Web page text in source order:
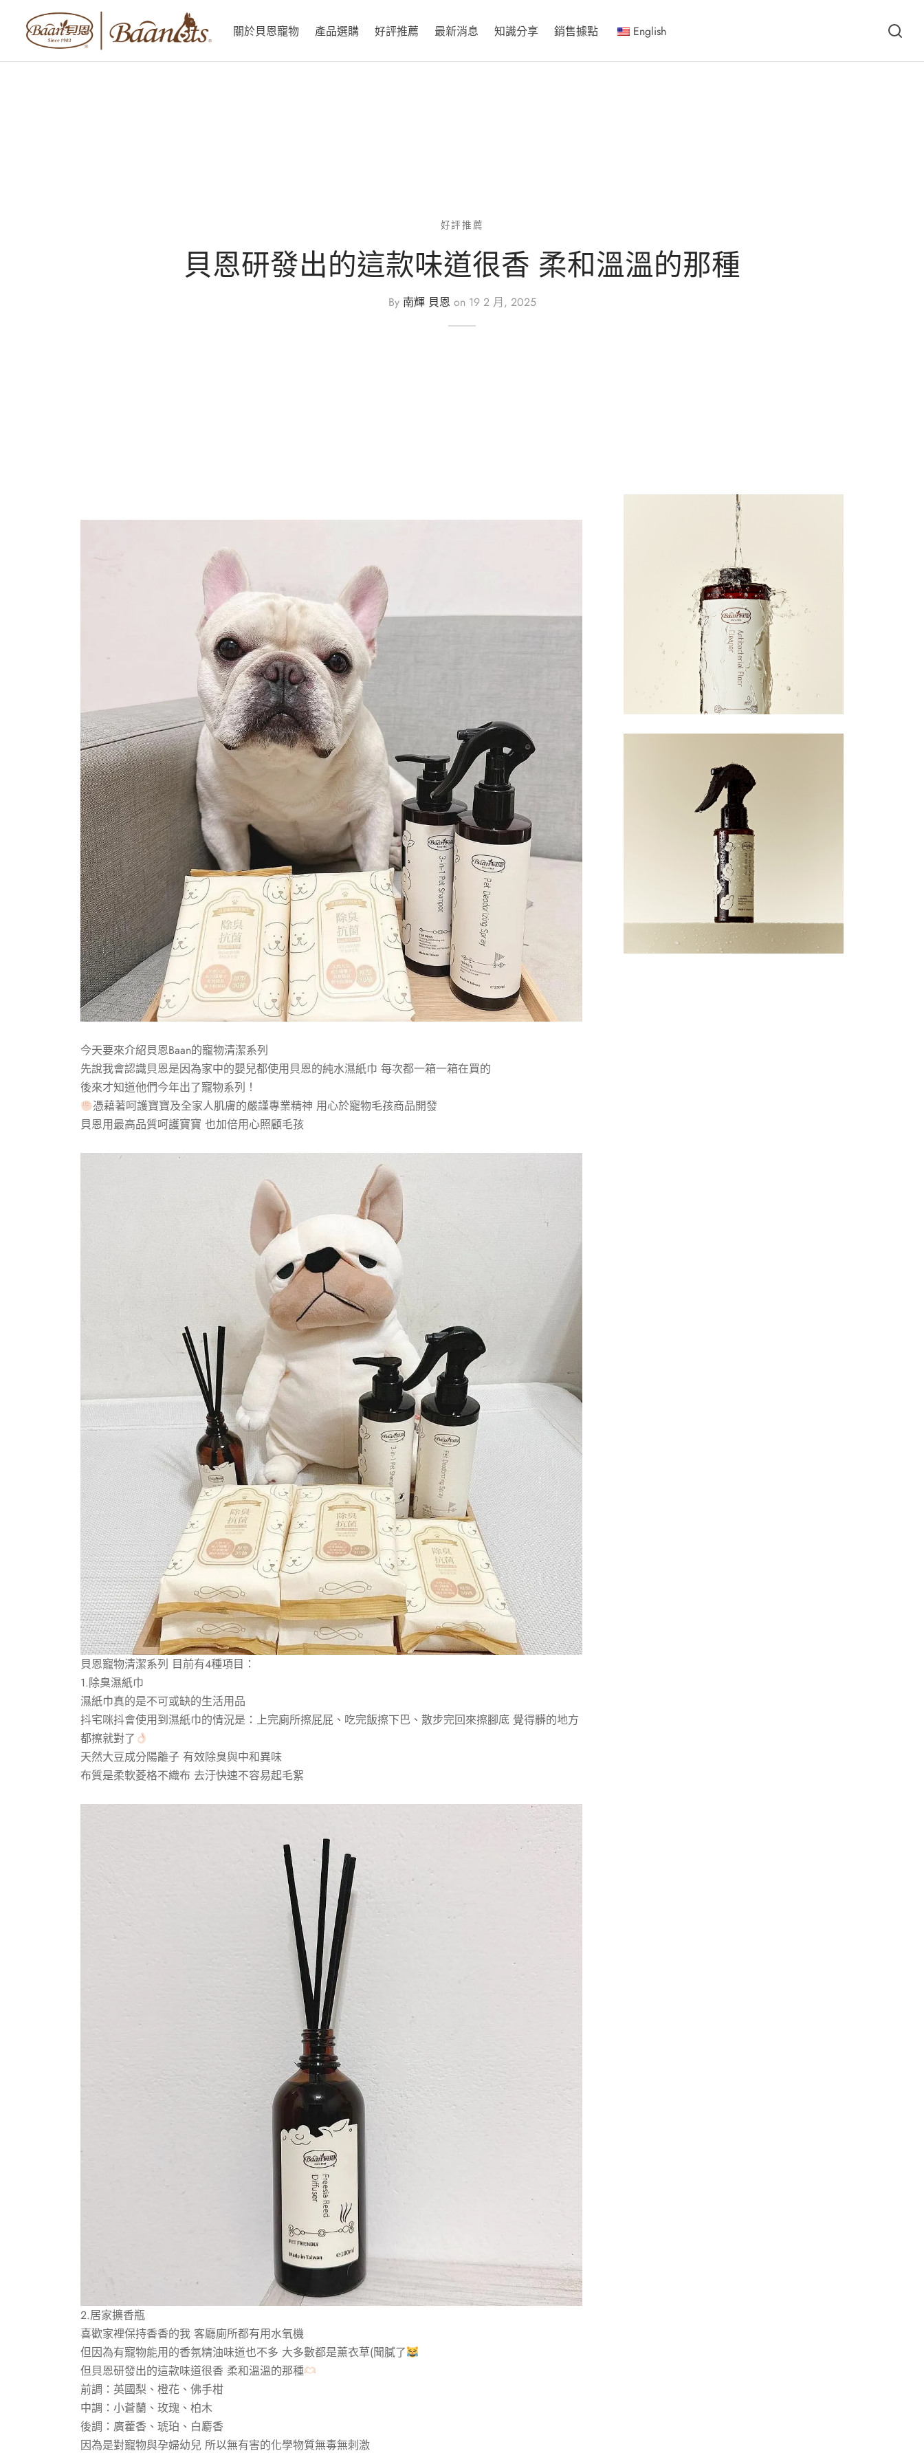
關於貝恩寵物 產品選購 好評推薦 最新消息 知識分享 銷售據點 English
好評推薦
貝恩研發出的這款味道很香 柔和溫溫的那種
By 南輝 貝恩 on 19 2 月, 2025
今天要來介紹貝恩Baan的寵物清潔系列
先說我會認識貝恩是因為家中的嬰兒都使用貝恩的純水濕紙巾 每次都一箱一箱在買的
後來才知道他們今年出了寵物系列！
憑藉著呵護寶寶及全家人肌膚的嚴謹專業精神 用心於寵物毛孩商品開發
貝恩用最高品質呵護寶寶 也加倍用心照顧毛孩
貝恩寵物清潔系列 目前有4種項目：
1.除臭濕紙巾
濕紙巾真的是不可或缺的生活用品
抖宅咪抖會使用到濕紙巾的情況是：上完廁所擦屁屁、吃完飯擦下巴、散步完回來擦腳底 覺得髒的地方
都擦就對了
天然大豆成分陽離子 有效除臭與中和異味
布質是柔軟菱格不織布 去汙快速不容易起毛絮
2.居家擴香瓶
喜歡家裡保持香香的我 客廳廁所都有用水氧機
但因為有寵物能用的香氛精油味道也不多 大多數都是薰衣草(聞膩了
但貝恩研發出的這款味道很香 柔和溫溫的那種
前調：英國梨、橙花、佛手柑
中調：小蒼蘭、玫瑰、柏木
後調：廣藿香、琥珀、白麝香
因為是對寵物與孕婦幼兒 所以無有害的化學物質無毒無刺激